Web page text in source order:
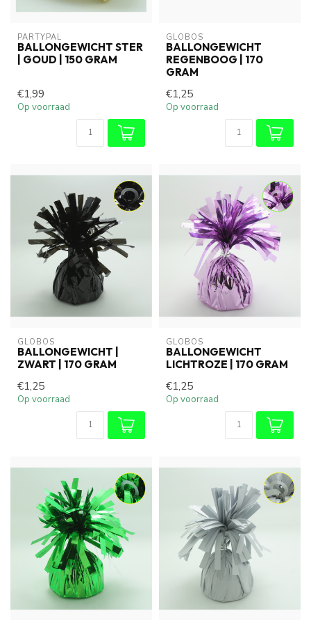
PARTYPAL
BALLONGEWICHT STER
| GOUD | 150 GRAM
€1,99
Op voorraad
GLOBOS
BALLONGEWICHT
REGENBOOG | 170
GRAM
€1,25
Op voorraad
GLOBOS
BALLONGEWICHT |
ZWART | 170 GRAM
€1,25
Op voorraad
GLOBOS
BALLONGEWICHT
LICHTROZE | 170 GRAM
€1,25
Op voorraad